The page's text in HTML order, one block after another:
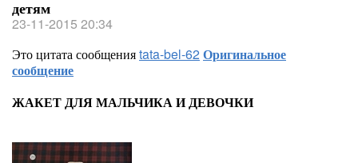
детям
23-11-2015 20:34
Это цитата сообщенияtata-bel-62Оригинальное
сообщение
ЖАКЕТ ДЛЯ МАЛЬЧИКА И ДЕВОЧКИ